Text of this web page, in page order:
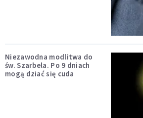
Niezawodna modlitwa do
św. Szarbela. Po 9 dniach
mogą dziać się cuda